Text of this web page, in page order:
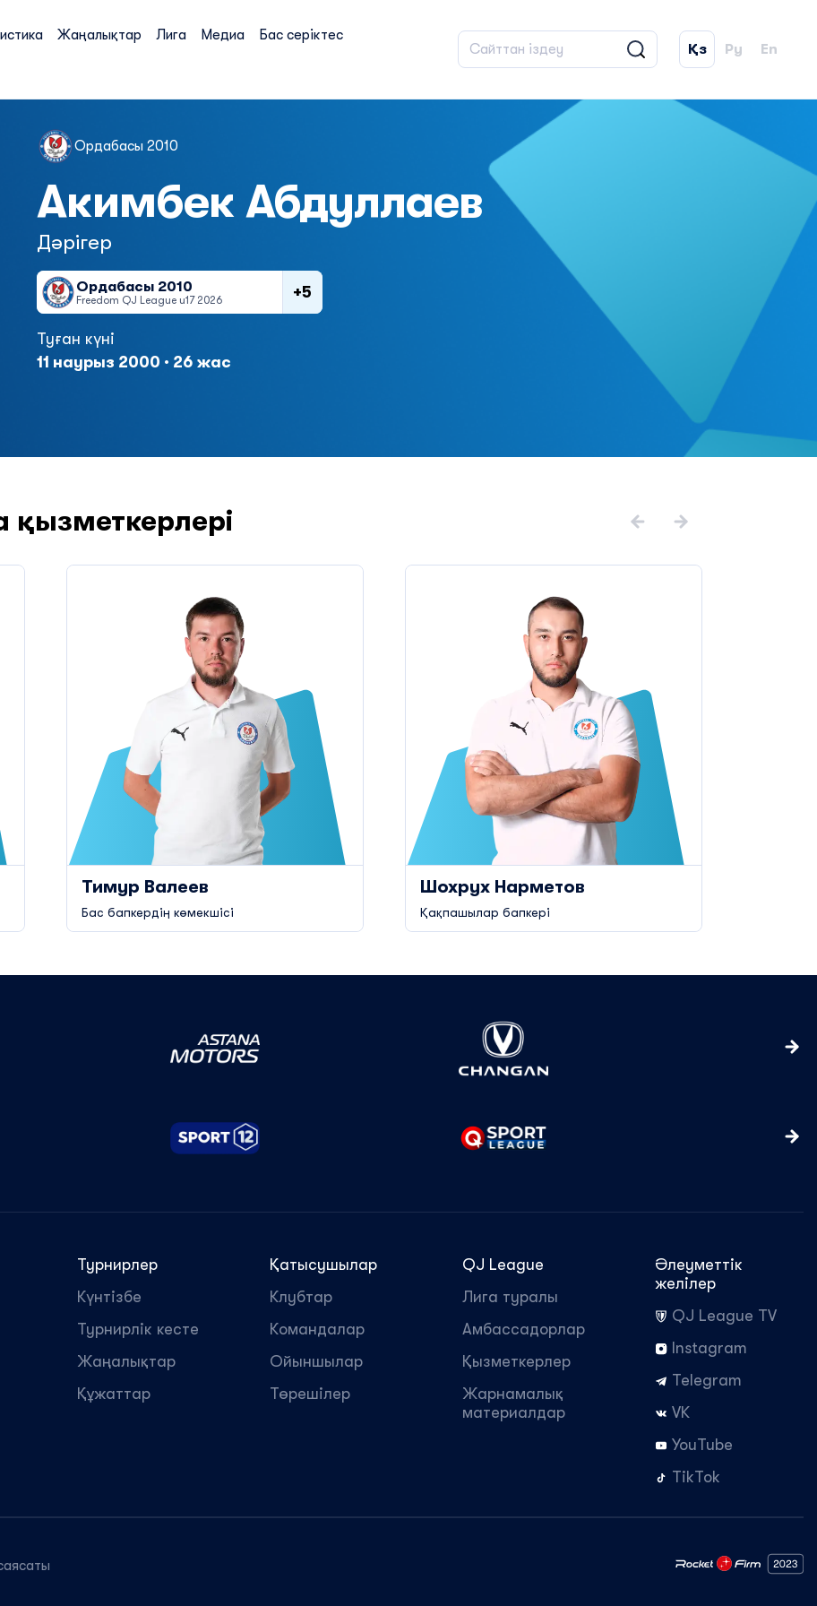
Жаңалықтар Лига Медиа Бас серіктес
Қз Ру En
Ордабасы 2010
Акимбек Абдуллаев
Дәрігер
Ордабасы 2010
Freedom QJ League u17 2026 +5
Туған күні
11 наурыз 2000 · 26 жас
Тимур Валеев
Бас бапкердің көмекшісі
Шохрух Нарметов
Қақпашылар бапкері
Турнирлер
Күнтізбе
Турнирлік кесте
Жаңалықтар
Құжаттар
Қатысушылар
Клубтар
Командалар
Ойыншылар
Төрешілер
QJ League
Лига туралы
Амбассадорлар
Қызметкерлер
Жарнамалық
материалдар
Әлеуметтік
желілер
QJ League TV
Instagram
Telegram
VK
YouTube
TikTok